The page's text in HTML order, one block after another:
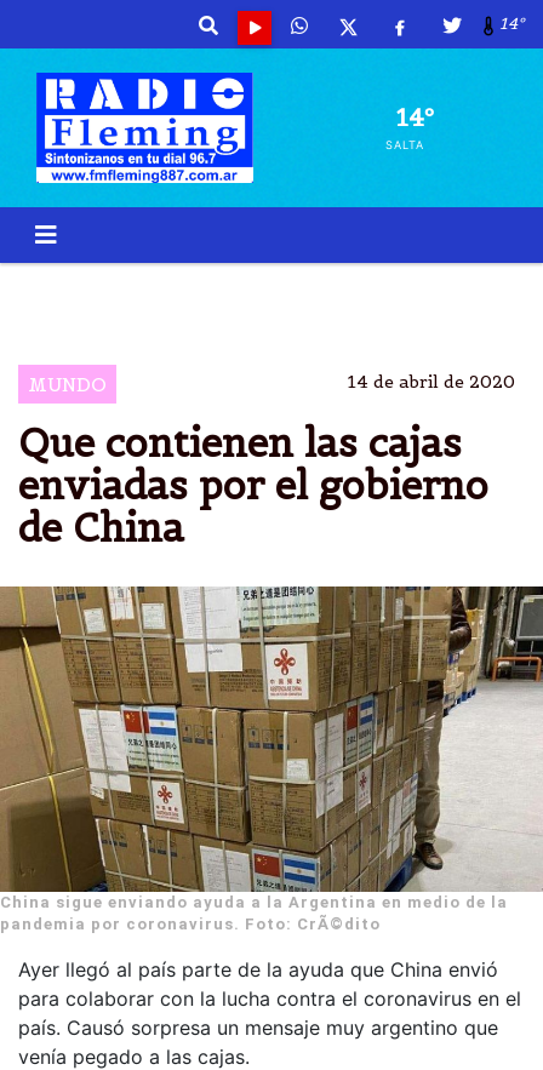
14º
14º
SALTA
MUNDO 14 de abril de 2020
Que contienen las cajas
enviadas por el gobierno
de China
China sigue enviando ayuda a la Argentina en medio de la
pandemia por coronavirus. Foto: CrÃ©dito
Ayer llegó al país parte de la ayuda que China envió
para colaborar con la lucha contra el coronavirus en el
país. Causó sorpresa un mensaje muy argentino que
venía pegado a las cajas.